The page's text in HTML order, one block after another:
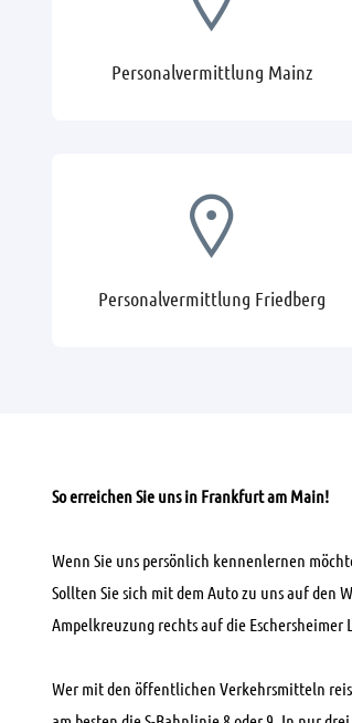
Personalvermittlung Mainz
Personalvermittlung Friedberg
So erreichen Sie uns in Frankfurt am Main!
Wenn Sie uns persönlich kennenlernen
Sollten Sie sich mit dem Auto zu uns auf den
Ampelkreuzung rechts auf die
Wer mit den öffentlichen Verkehrsmitteln